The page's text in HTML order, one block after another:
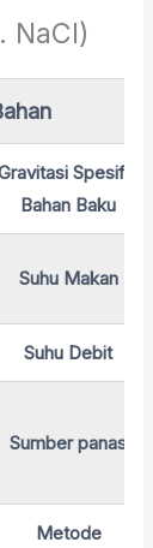
NaCl)
Spesifik
Bahan Baku
Suhu Makan
Suhu Debit
Sumber panas
Metode